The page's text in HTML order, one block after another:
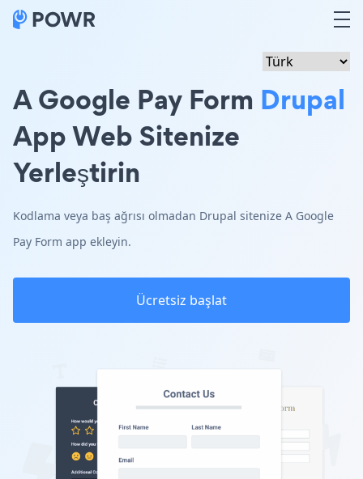
A Google Pay Form Drupal
App Web Sitenize
Yerleştirin
Kodlama veya baş ağrısı olmadan Drupal sitenize A Google
Pay Form app ekleyin.
Ücretsiz başlat